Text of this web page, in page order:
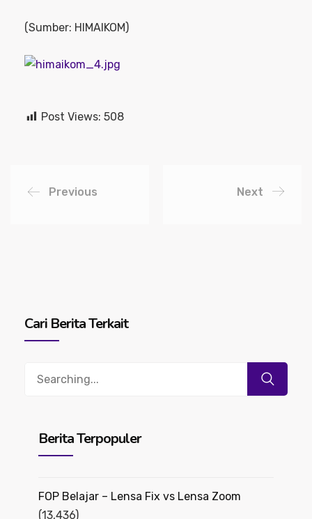
(Sumber: HIMAIKOM)
Post Views: 508
Previous Next
Cari Berita Terkait
Search
Berita Terpopuler
FOP Belajar – Lensa Fix vs Lensa Zoom
(13,436)